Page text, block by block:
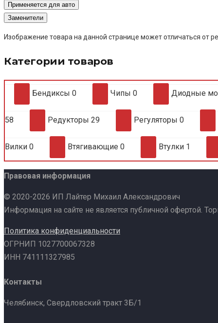
Применяется для авто
Заменители
Изображение товара на данной странице может отличаться от
Категории товаров
Бендиксы 0 Чипы 0 Диодные
58 Редукторы 29 Регуляторы 0
Вилки 0 Втягивающие 0 Втулки 1
Правовая информация
© 2020-2026 ИП Лайтер Михаил Александрович
Информация на сайте не является публичной офертой.
Политика конфиденциальности
ОГРНИП 1027700067328
ИНН 741111327985
Контакты
Челябинск, Свердловский тракт 3Б/1